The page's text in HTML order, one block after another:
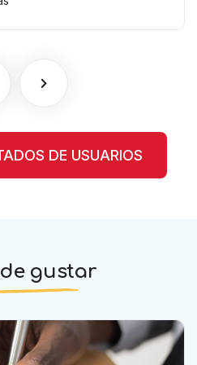
DE USUARIOS
gustar